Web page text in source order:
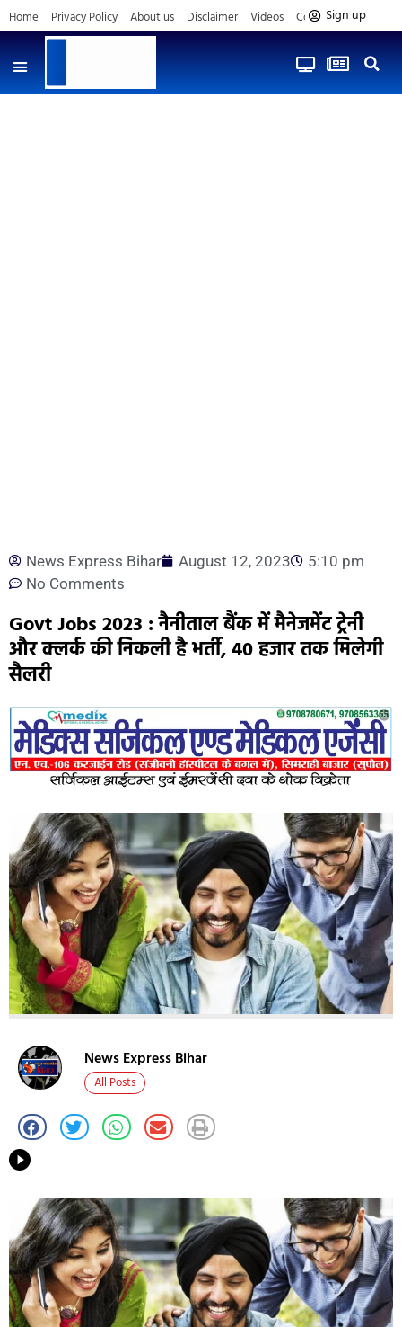
Home Privacy Policy About us Disclaimer Videos Contact us
Sign up
News Express Bihar August 12, 2023
5:10 pm
No Comments
Govt Jobs 2023 : नैनीताल बैंक में मैनेजमेंट ट्रेनी
और क्लर्क की निकली है भर्ती, 40 हजार तक मिलेगी
सैलरी
News Express Bihar
All Posts